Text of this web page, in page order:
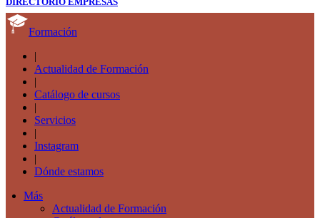
Formación
|
Actualidad de Formación
|
Catálogo de cursos
|
Servicios
|
Instagram
|
Dónde estamos
Más
Actualidad de Formación